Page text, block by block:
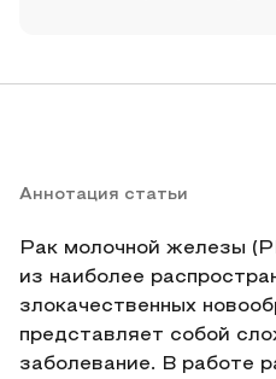
Аннотация статьи
Рак молочной железы
из наиболее
злокачественных
представляет собой
заболевание. В работе